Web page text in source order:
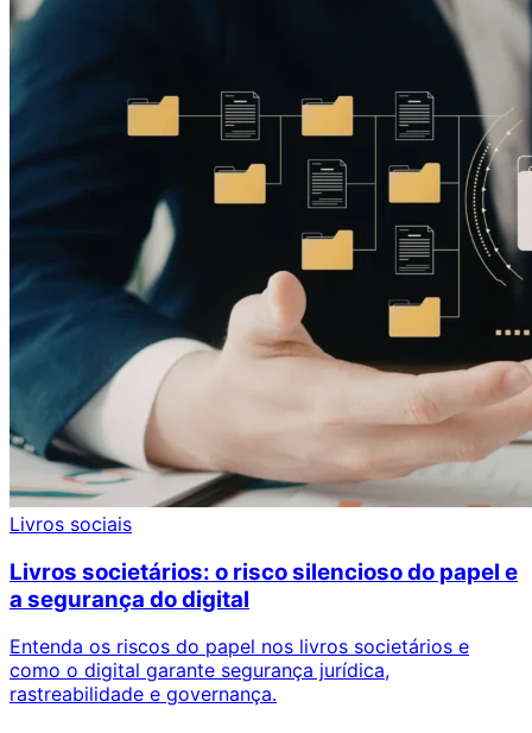
Livros sociais
Livros societários: o risco silencioso do papel e
a segurança do digital
Entenda os riscos do papel nos livros societários e
como o digital garante segurança jurídica,
rastreabilidade e governança.